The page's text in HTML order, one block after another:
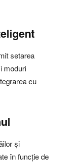
setarea
moduri
cu
și
în funcție de